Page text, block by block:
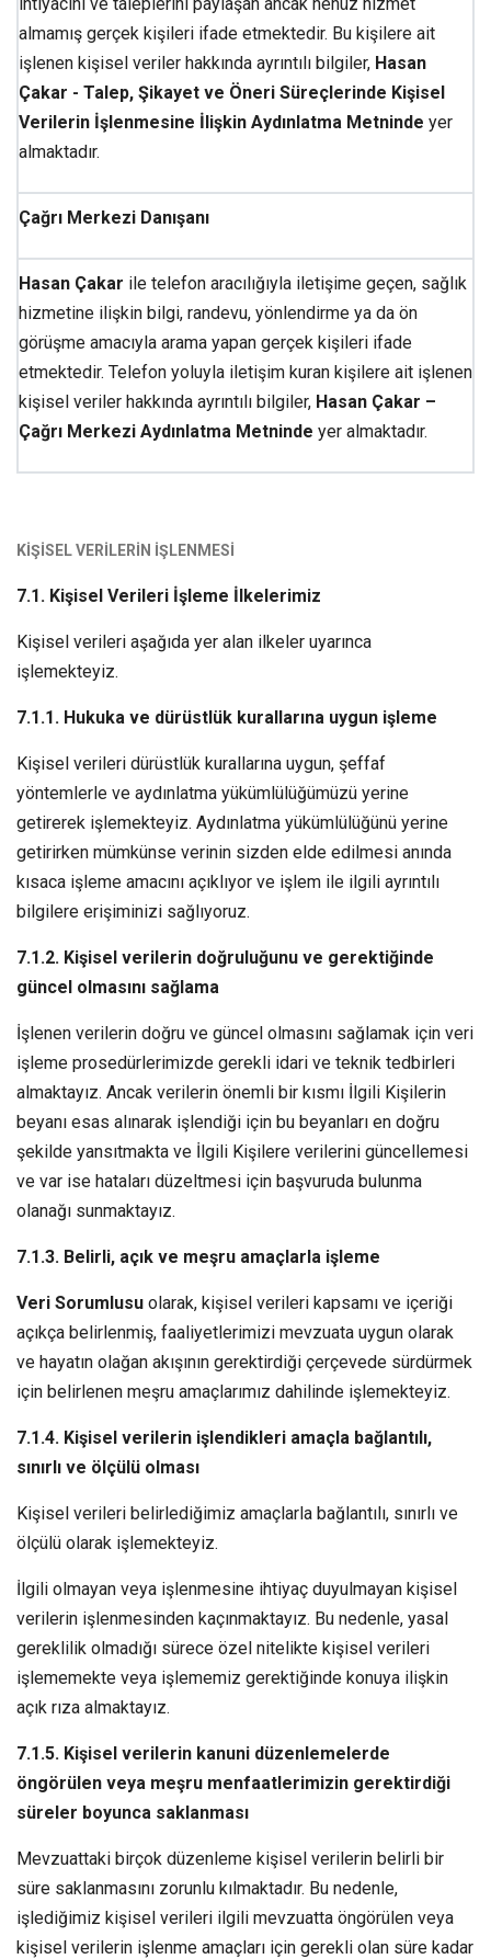
almamış gerçek kişileri ifade etmektedir. Bu kişilere ait
işlenen kişisel veriler hakkında ayrıntılı bilgiler, Hasan
Çakar - Talep, Şikayet ve Öneri Süreçlerinde Kişisel
Verilerin İşlenmesine İlişkin Aydınlatma Metninde yer
almaktadır.
Çağrı Merkezi Danışanı
Hasan Çakar ile telefon aracılığıyla iletişime geçen, sağlık
hizmetine ilişkin bilgi, randevu, yönlendirme ya da ön
görüşme amacıyla arama yapan gerçek kişileri ifade
etmektedir. Telefon yoluyla iletişim kuran kişilere ait işlenen
kişisel veriler hakkında ayrıntılı bilgiler, Hasan Çakar –
Çağrı Merkezi Aydınlatma Metninde yer almaktadır.
KİŞİSEL VERİLERİN İŞLENMESİ
7.1. Kişisel Verileri İşleme İlkelerimiz
Kişisel verileri aşağıda yer alan ilkeler uyarınca
işlemekteyiz.
7.1.1. Hukuka ve dürüstlük kurallarına uygun işleme
Kişisel verileri dürüstlük kurallarına uygun, şeffaf
yöntemlerle ve aydınlatma yükümlülüğümüzü yerine
getirerek işlemekteyiz. Aydınlatma yükümlülüğünü yerine
getirirken mümkünse verinin sizden elde edilmesi anında
kısaca işleme amacını açıklıyor ve işlem ile ilgili ayrıntılı
bilgilere erişiminizi sağlıyoruz.
7.1.2. Kişisel verilerin doğruluğunu ve gerektiğinde
güncel olmasını sağlama
İşlenen verilerin doğru ve güncel olmasını sağlamak için veri
işleme prosedürlerimizde gerekli idari ve teknik tedbirleri
almaktayız. Ancak verilerin önemli bir kısmı İlgili Kişilerin
beyanı esas alınarak işlendiği için bu beyanları en doğru
şekilde yansıtmakta ve İlgili Kişilere verilerini güncellemesi
ve var ise hataları düzeltmesi için başvuruda bulunma
olanağı sunmaktayız.
7.1.3. Belirli, açık ve meşru amaçlarla işleme
Veri Sorumlusu olarak, kişisel verileri kapsamı ve içeriği
açıkça belirlenmiş, faaliyetlerimizi mevzuata uygun olarak
ve hayatın olağan akışının gerektirdiği çerçevede sürdürmek
için belirlenen meşru amaçlarımız dahilinde işlemekteyiz.
7.1.4. Kişisel verilerin işlendikleri amaçla bağlantılı,
sınırlı ve ölçülü olması
Kişisel verileri belirlediğimiz amaçlarla bağlantılı, sınırlı ve
ölçülü olarak işlemekteyiz.
İlgili olmayan veya işlenmesine ihtiyaç duyulmayan kişisel
verilerin işlenmesinden kaçınmaktayız. Bu nedenle, yasal
gereklilik olmadığı sürece özel nitelikte kişisel verileri
işlememekte veya işlememiz gerektiğinde konuya ilişkin
açık rıza almaktayız.
7.1.5. Kişisel verilerin kanuni düzenlemelerde
öngörülen veya meşru menfaatlerimizin gerektirdiği
süreler boyunca saklanması
Mevzuattaki birçok düzenleme kişisel verilerin belirli bir
süre saklanmasını zorunlu kılmaktadır. Bu nedenle,
işlediğimiz kişisel verileri ilgili mevzuatta öngörülen veya
kişisel verilerin işlenme amaçları için gerekli olan süre kadar